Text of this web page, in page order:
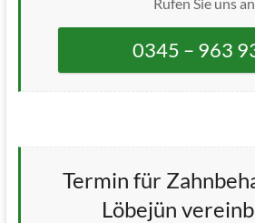
0345 – 963
Termin für
Löbejün